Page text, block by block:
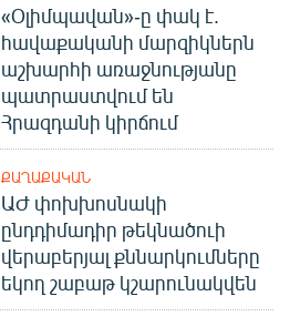
«Օլիմպավան»-ը փակ է.
հավաքականի մարզիկներն
աշխարհի առաջնությանը
պատրաստվում են
Հրազդանի կիրճում
ՔԱՂԱՔԱԿԱՆ
ԱԺ փոխխոսնակի
ընդդիմադիր թեկնածուի
վերաբերյալ քննարկումները
եկող շաբաթ կշարունակվեն